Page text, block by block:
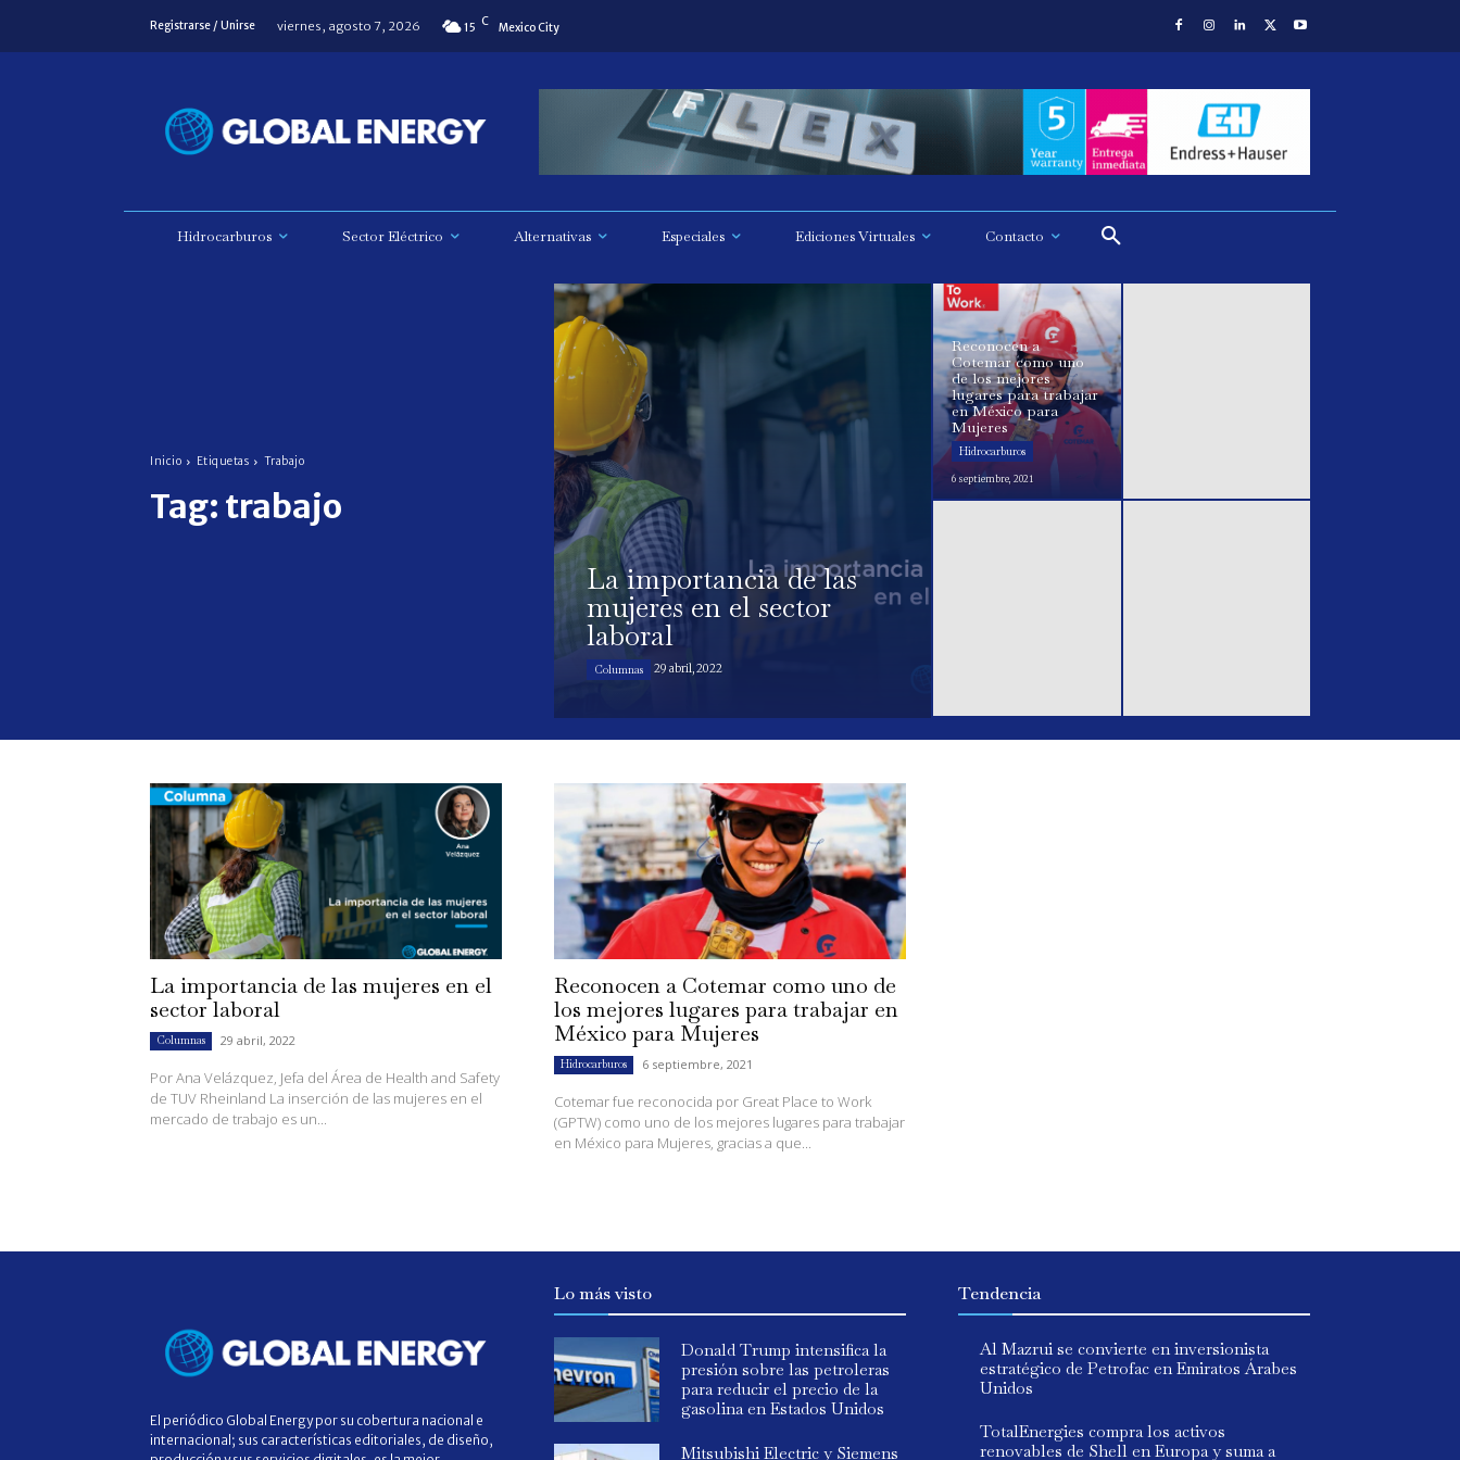
Registrarse / Unirse viernes, agosto 7, 2026 15 C Mexico City
Hidrocarburos Sector Eléctrico Alternativas Especiales Ediciones Virtuales Contacto
Inicio Etiquetas Trabajo
Tag: trabajo
La importancia de las
mujeres en el sector
laboral
Columnas 29 abril, 2022
Reconocen a
Cotemar como uno
de los mejores
lugares para trabajar
en México para
Mujeres
Hidrocarburos
6 septiembre, 2021
La importancia de las mujeres en el
sector laboral
Columnas 29 abril, 2022
Por Ana Velázquez, Jefa del Área de Health and Safety
de TUV Rheinland La inserción de las mujeres en el
mercado de trabajo es un...
Reconocen a Cotemar como uno de
los mejores lugares para trabajar en
México para Mujeres
Hidrocarburos 6 septiembre, 2021
Cotemar fue reconocida por Great Place to Work
(GPTW) como uno de los mejores lugares para trabajar
en México para Mujeres, gracias a que...
El periódico Global Energy por su cobertura nacional e
internacional; sus características editoriales, de diseño,
Lo más visto
Donald Trump intensifica la
presión sobre las petroleras
para reducir el precio de la
gasolina en Estados Unidos
Mitsubishi Electric y Siemens
Tendencia
Al Mazrui se convierte en inversionista
estratégico de Petrofac en Emiratos Árabes
Unidos
TotalEnergies compra los activos
renovables de Shell en Europa y suma a